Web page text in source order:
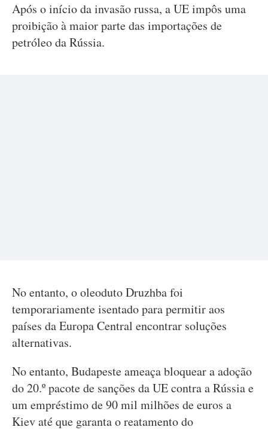
Após o início da invasão russa, a UE impôs uma
proibição à maior parte das importações de
petróleo da Rússia.
No entanto, o oleoduto Druzhba foi
temporariamente isentado para permitir aos
países da Europa Central encontrar soluções
alternativas.
No entanto, Budapeste ameaça bloquear a adoção
do 20.º pacote de sanções da UE contra a Rússia e
um empréstimo de 90 mil milhões de euros a
Kiev até que garanta o reatamento do